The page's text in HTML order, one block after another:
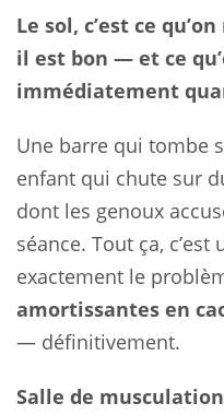
Le sol, c’est ce
il est bon — et ce
immédiatement
Une barre qui tombe
enfant qui chute sur
dont les genoux
séance. Tout ça, c’est
exactement le
amortissantes en
— définitivement.
Salle de